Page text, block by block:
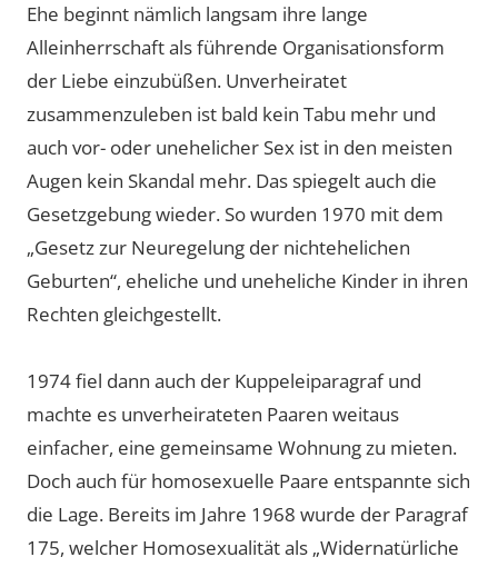
Ehe beginnt nämlich langsam ihre lange
Alleinherrschaft als führende Organisationsform
der Liebe einzubüßen. Unverheiratet
zusammenzuleben ist bald kein Tabu mehr und
auch vor- oder unehelicher Sex ist in den meisten
Augen kein Skandal mehr. Das spiegelt auch die
Gesetzgebung wieder. So wurden 1970 mit dem
„Gesetz zur Neuregelung der nichtehelichen
Geburten“, eheliche und uneheliche Kinder in ihren
Rechten gleichgestellt.
1974 fiel dann auch der Kuppeleiparagraf und
machte es unverheirateten Paaren weitaus
einfacher, eine gemeinsame Wohnung zu mieten.
Doch auch für homosexuelle Paare entspannte sich
die Lage. Bereits im Jahre 1968 wurde der Paragraf
175, welcher Homosexualität als „Widernatürliche